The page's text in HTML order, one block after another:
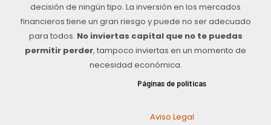
decisión de ningún tipo. La inversión en los mercados
financieros tiene un gran riesgo y puede no ser adecuado
para todos. No inviertas capital que no te puedas
permitir perder, tampoco inviertas en un momento de
necesidad económica.
Páginas de políticas
Aviso Legal